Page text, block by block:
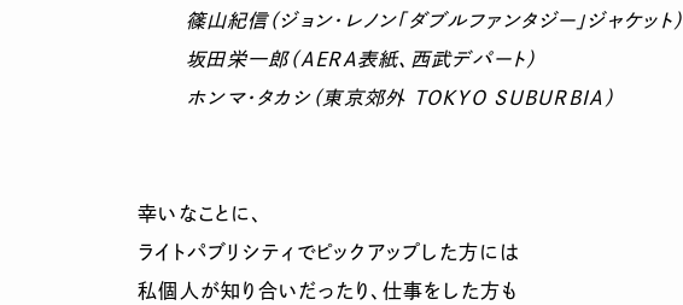
篠山紀信（ジョン・レノン「ダブルファンタジー」ジャケット）
坂田栄一郎（AERA表紙、西武デパート）
ホンマ・タカシ（東京郊外 TOKYO SUBURBIA）
幸いなことに、
ライトパブリシティでピックアップした方には
私個人が知り合いだったり、仕事をした方も